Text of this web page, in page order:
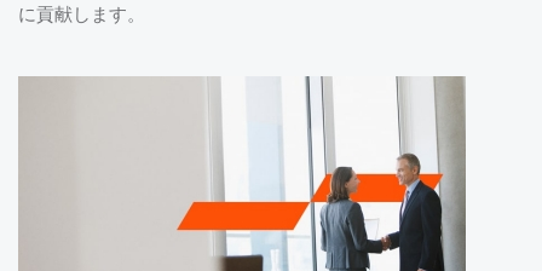
に貢献します。